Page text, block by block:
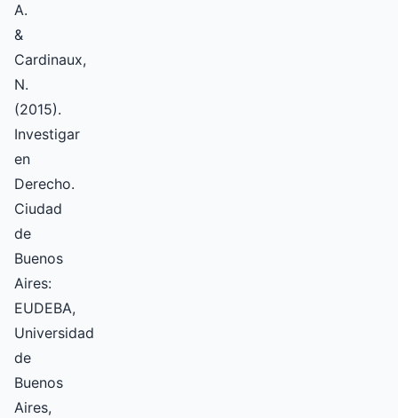
A.
&
Cardinaux,
N.
(2015).
Investigar
en
Derecho.
Ciudad
de
Buenos
Aires:
EUDEBA,
Universidad
de
Buenos
Aires,